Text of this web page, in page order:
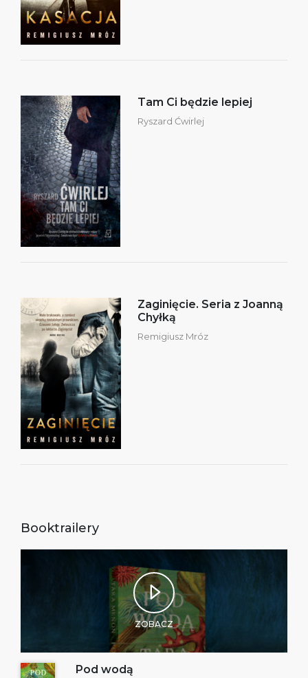
Tam Ci będzie lepiej
Ryszard Ćwirlej
Zaginięcie. Seria z Joanną
Chyłką
Remigiusz Mróz
Booktrailery
ZOBACZ
Pod wodą